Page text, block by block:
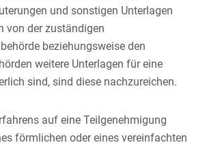
und sonstigen Unterlagen
von der zuständigen
beziehungsweise den
weitere Unterlagen für eine
sind, sind diese nachzureichen.
auf eine Teilgenehmigung
förmlichen oder eines vereinfachten